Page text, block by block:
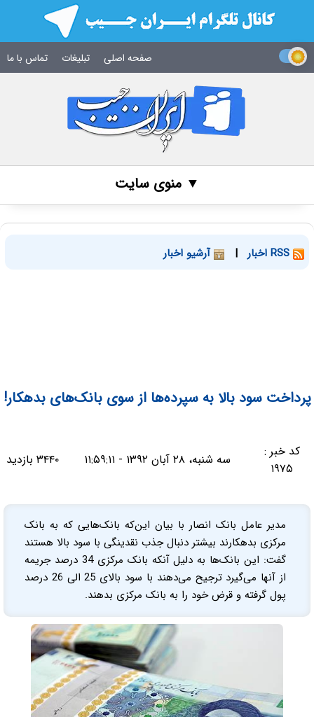
صفحه اصلی تبلیغات تماس با ما
▼ منوی سایت
| آرشیو اخبار
پرداخت سود بالا به سپرده‌ها از سوی بانک‌های بدهکار!
کد خبر :
۱۹۷۵
سه شنبه، ۲۸ آبان ۱۳۹۲ - ۱۱:۵۹:۱۱ ۳۴۴۰ بازدید
مدیر عامل بانک انصار با بیان این‌که بانک‌هایی که به بانک
مرکزی بدهکارند بیشتر دنبال جذب نقدینگی با سود بالا هستند
گفت: این بانک‌ها به دلیل آنکه بانک مرکزی 34 درصد جریمه
از آنها می‌گیرد ترجیح می‌دهند با سود بالای 25 الی 26 درصد
پول گرفته و قرض خود را به بانک مرکزی بدهند.